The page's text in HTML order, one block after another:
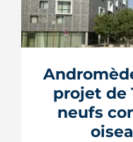
projet de
neufs